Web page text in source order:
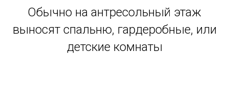
Обычно на антресольный этаж
выносят спальню, гардеробные, или
детские комнаты